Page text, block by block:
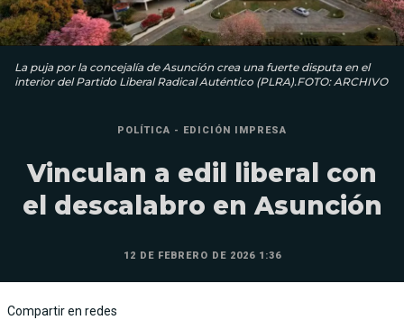
La puja por la concejalía de Asunción crea una fuerte disputa en el
interior del Partido Liberal Radical Auténtico (PLRA).FOTO: ARCHIVO
POLÍTICA - EDICIÓN IMPRESA
Vinculan a edil liberal con
el descalabro en Asunción
12 DE FEBRERO DE 2026 1:36
Compartir en redes